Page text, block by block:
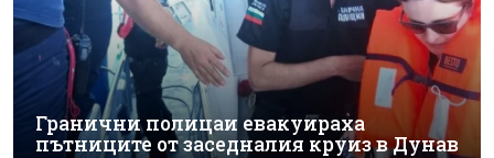
Гранични полицаи евакуираха
пътниците от заседналия круиз в Дунав